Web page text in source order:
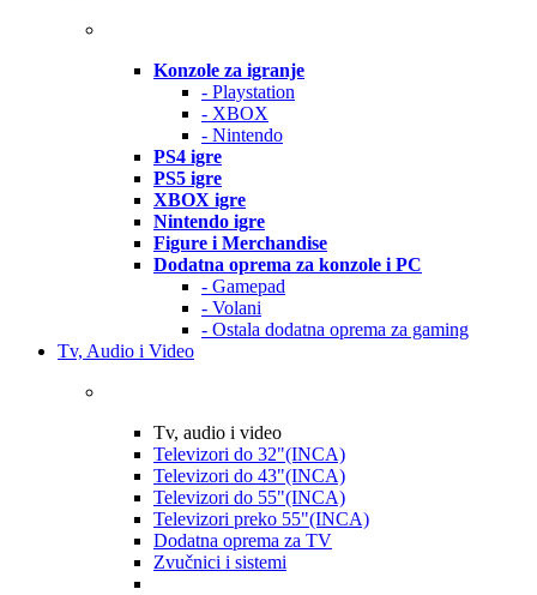
Konzole za igranje
- Playstation
- XBOX
- Nintendo
PS4 igre
PS5 igre
XBOX igre
Nintendo igre
Figure i Merchandise
Dodatna oprema za konzole i PC
- Gamepad
- Volani
- Ostala dodatna oprema za gaming
Tv, Audio i Video
Tv, audio i video
Televizori do 32"(INCA)
Televizori do 43"(INCA)
Televizori do 55"(INCA)
Televizori preko 55"(INCA)
Dodatna oprema za TV
Zvučnici i sistemi